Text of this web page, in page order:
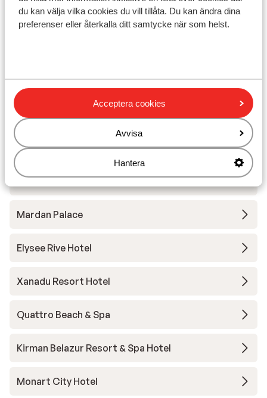
du kan välja vilka cookies du vill tillåta. Du kan ändra dina
preferenser eller återkalla ditt samtycke när som helst.
Acceptera cookies
Avvisa
Hantera
Avstånd till stranden cleopatra beach är ca 1,5 km
(sandstrand)
Närmaste butiker ca 50 m
Närmaste restaurang ca 50 m
Dolmus ( till centrum mot betalning)
Andra boenden i Turkiets sydkust
Aria Resort Hotel
Mardan Palace
Elysee Rive Hotel
Xanadu Resort Hotel
Quattro Beach & Spa
Kirman Belazur Resort & Spa Hotel
Monart City Hotel